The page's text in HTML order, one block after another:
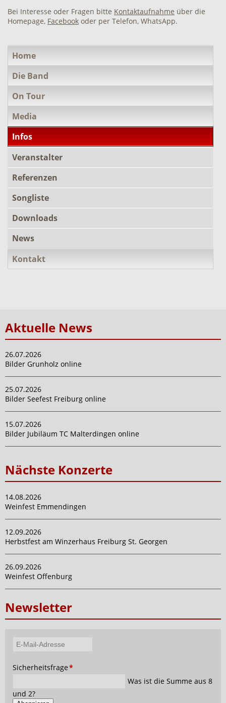
Bei Interesse oder Fragen bitte Kontaktaufnahme über die
Homepage, Facebook oder per Telefon, WhatsApp.
überspringen
Home
Die Band
On Tour
Media
Infos
Veranstalter
Referenzen
Songliste
Downloads
News
Kontakt
Aktuelle News
26.07.2026
Bilder Grunholz online
25.07.2026
Bilder Seefest Freiburg online
15.07.2026
Bilder Jubiläum TC Malterdingen online
Nächste Konzerte
14.08.2026
Weinfest Emmendingen
12.09.2026
Herbstfest am Winzerhaus Freiburg St. Georgen
26.09.2026
Weinfest Offenburg
Newsletter
Adresse
Pflichtfeld
Sicherheitsfrage*
Was ist die Summe aus 8
und 2?